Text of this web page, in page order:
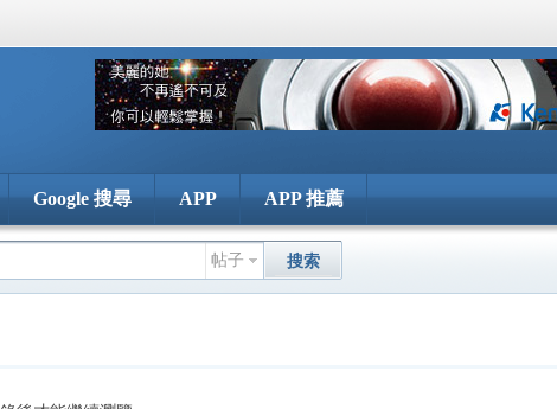
Google 搜尋 APP APP 推薦
帖子 搜索